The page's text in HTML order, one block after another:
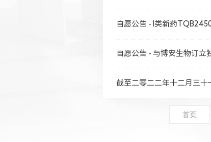
自愿公告 - I类新药
自愿公告 - 与博安生物订立
截至二零二二年十二月三
首页